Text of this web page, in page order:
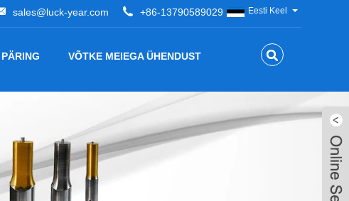
+86-13790589029
sales@luck-year.com Eesti Keel
VÕTKE MEIEGA ÜHENDUST